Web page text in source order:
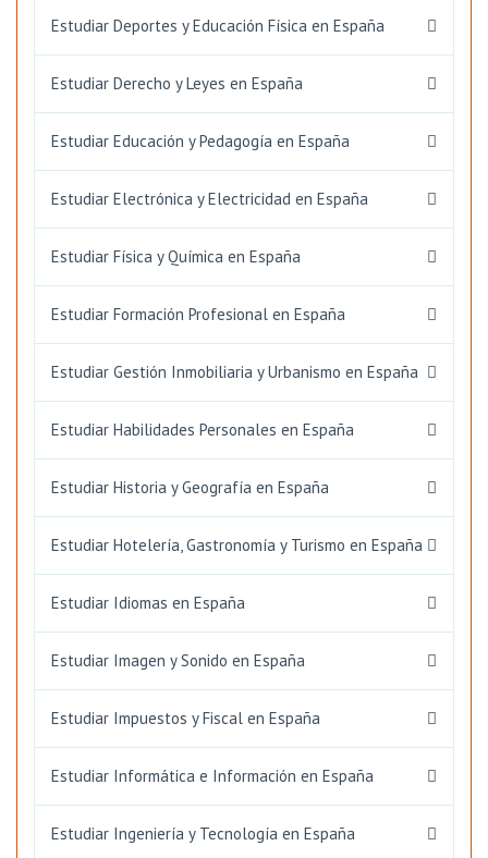
Estudiar Deportes y Educación Física en España
Estudiar Derecho y Leyes en España
Estudiar Educación y Pedagogía en España
Estudiar Electrónica y Electricidad en España
Estudiar Física y Química en España
Estudiar Formación Profesional en España
Estudiar Gestión Inmobiliaria y Urbanismo en España
Estudiar Habilidades Personales en España
Estudiar Historia y Geografía en España
Estudiar Hotelería, Gastronomía y Turismo en España
Estudiar Idiomas en España
Estudiar Imagen y Sonido en España
Estudiar Impuestos y Fiscal en España
Estudiar Informática e Información en España
Estudiar Ingeniería y Tecnología en España